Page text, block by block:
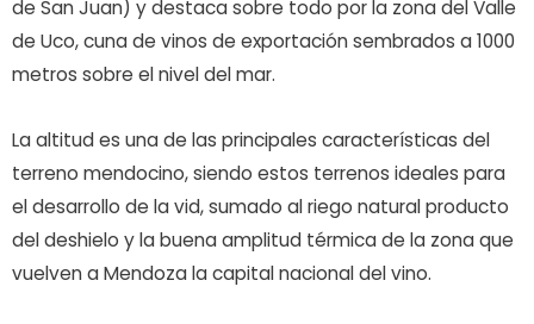
de San Juan) y destaca sobre todo por la zona del Valle
de Uco, cuna de vinos de exportación sembrados a 1000
metros sobre el nivel del mar.
La altitud es una de las principales características del
terreno mendocino, siendo estos terrenos ideales para
el desarrollo de la vid, sumado al riego natural producto
del deshielo y la buena amplitud térmica de la zona que
vuelven a Mendoza la capital nacional del vino.